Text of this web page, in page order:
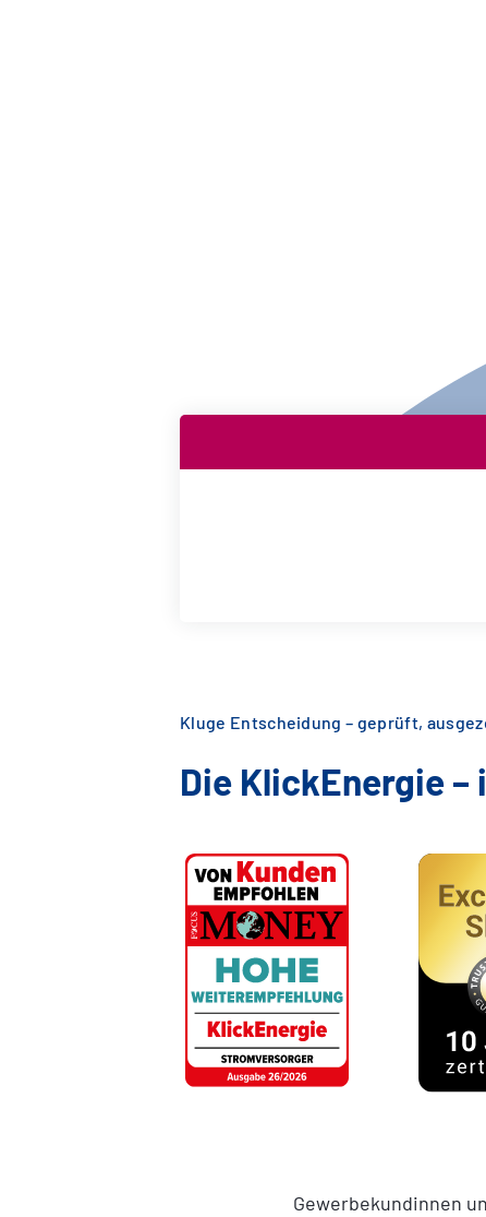
Kluge Entscheidung – geprüft,
Die KlickEnergie
Gewerbekundinnen